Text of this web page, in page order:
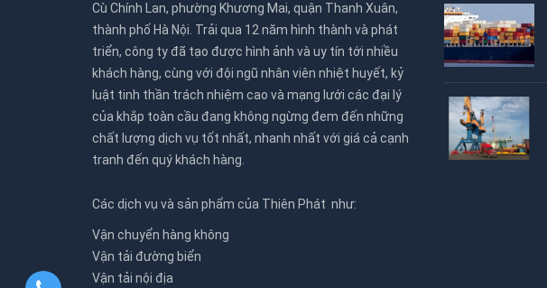
Cù Chính Lan, phường Khương Mai, quận Thanh Xuân,
thành phố Hà Nội. Trải qua 12 năm hình thành và phát
triển, công ty đã tạo được hình ảnh và uy tín tới nhiều
khách hàng, cùng với đội ngũ nhân viên nhiệt huyết, kỷ
luật tinh thần trách nhiệm cao và mạng lưới các đại lý
của khắp toàn cầu đang không ngừng đem đến những
chất lượng dịch vụ tốt nhất, nhanh nhất với giá cả cạnh
tranh đến quý khách hàng.
Các dịch vụ và sản phẩm của Thiên Phát như:
Vận chuyển hàng không
Vận tải đường biển
Vận tải nội địa